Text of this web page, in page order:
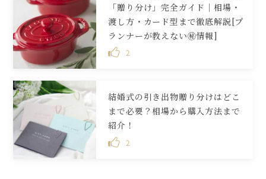
「贈り分け」完全ガイド｜相場・
渡し方・カード型まで徹底解説[プ
ランナーが教えない㊙情報]
2
結婚式の引き出物贈り分けはどこ
まで必要？相場から購入方法まで
紹介！
2